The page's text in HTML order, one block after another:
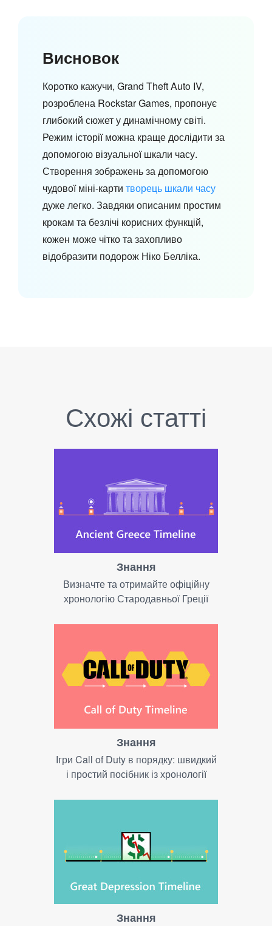
Висновок
Коротко кажучи, Grand Theft Auto IV,
розроблена Rockstar Games, пропонує
глибокий сюжет у динамічному світі.
Режим історії можна краще дослідити за
допомогою візуальної шкали часу.
Створення зображень за допомогою
чудової міні-карти творець шкали часу
дуже легко. Завдяки описаним простим
крокам та безлічі корисних функцій,
кожен може чітко та захопливо
відобразити подорож Ніко Белліка.
Схожі статті
Знання
Визначте та отримайте офіційну
хронологію Стародавньої Греції
Знання
Ігри Call of Duty в порядку: швидкий
і простий посібник із хронології
Знання